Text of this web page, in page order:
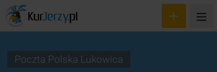
Poczta Polska Lukowica